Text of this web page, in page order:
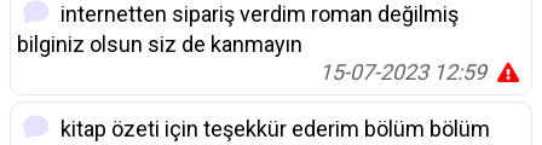
internetten sipariş verdim roman değilmiş
bilginiz olsun siz de kanmayın
15-07-2023 12:59
kitap özeti için teşekkür ederim bölüm bölüm